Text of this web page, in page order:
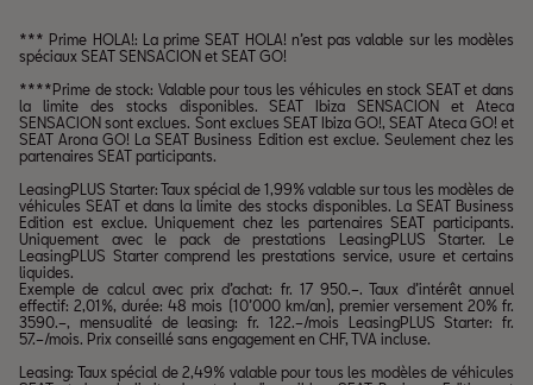
*** Prime HOLA!: La prime SEAT HOLA! n’est pas valable sur les modèles
spéciaux SEAT SENSACION et SEAT GO!
****Prime de stock: Valable pour tous les véhicules en stock SEAT et dans
la limite des stocks disponibles. SEAT Ibiza SENSACION et Ateca
SENSACION sont exclues. Sont exclues SEAT Ibiza GO!, SEAT Ateca GO! et
SEAT Arona GO! La SEAT Business Edition est exclue. Seulement chez les
partenaires SEAT participants.
LeasingPLUS Starter: Taux spécial de 1,99% valable sur tous les modèles de
véhicules SEAT et dans la limite des stocks disponibles. La SEAT Business
Edition est exclue. Uniquement chez les partenaires SEAT participants.
Uniquement avec le pack de prestations LeasingPLUS Starter. Le
LeasingPLUS Starter comprend les prestations service, usure et certains
liquides.
Exemple de calcul avec prix d’achat: fr. 17 950.–. Taux d’intérêt annuel
effectif: 2,01%, durée: 48 mois (10’000 km/an), premier versement 20% fr.
3590.–, mensualité de leasing: fr. 122.–/mois LeasingPLUS Starter: fr.
57.–/mois. Prix conseillé sans engagement en CHF, TVA incluse.
Leasing: Taux spécial de 2,49% valable pour tous les modèles de véhicules